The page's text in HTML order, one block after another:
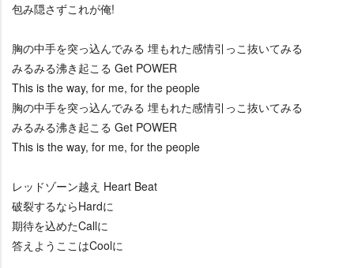
包み隠さずこれが俺!
胸の中手を突っ込んでみる 埋もれた感情引っこ抜いてみる
みるみる沸き起こる Get POWER
This is the way, for me, for the people
胸の中手を突っ込んでみる 埋もれた感情引っこ抜いてみる
みるみる沸き起こる Get POWER
This is the way, for me, for the people
レッドゾーン越え Heart Beat
破裂するならHardに
期待を込めたCallに
答えようここはCoolに